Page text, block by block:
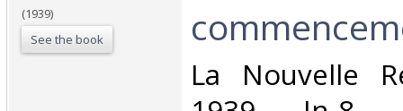
(1939)
See the book
‎La Nouvelle